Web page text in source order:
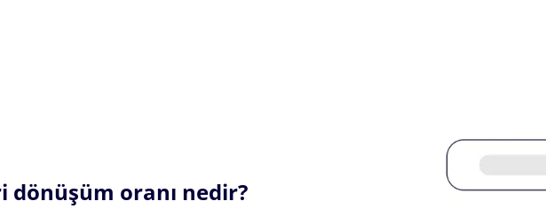
dönüşüm oranı nedir?